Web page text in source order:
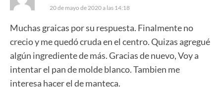
20 de mayo de 2020 a las 14:18
Muchas graicas por su respuesta. Finalmente no
crecio y me quedó cruda en el centro. Quizas agregué
algún ingrediente de más. Gracias de nuevo, Voy a
intentar el pan de molde blanco. Tambien me
interesa hacer el de manteca.